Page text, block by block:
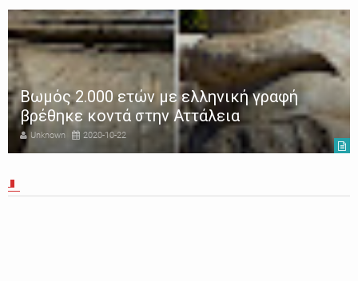
Βωμός 2.000 ετών με ελληνική γραφή
βρέθηκε κοντά στην Αττάλεια
Unknown 2020-10-22